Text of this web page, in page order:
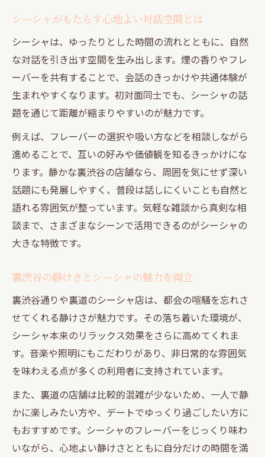
シーシャがもたらす心地よい対話空間とは
シーシャは、ゆったりとした時間の流れとともに、自然
な対話を引き出す空間を生み出します。煙の香りやフレ
ーバーを共有することで、会話のきっかけや共通体験が
生まれやすくなります。初対面同士でも、シーシャの話
題を通じて距離が縮まりやすいのが魅力です。
例えば、フレーバーの選択や吸い方などを相談しながら
進めることで、互いの好みや価値観を知るきっかけにな
ります。静かな裏渋谷の店舗なら、周囲を気にせず深い
話題にも発展しやすく、普段は話しにくいことも自然と
語れる雰囲気が整っています。気軽な雑談から真剣な相
談まで、さまざまなシーンで活用できるのがシーシャの
大きな特徴です。
裏渋谷の静けさとシーシャの魅力を両立
裏渋谷通りや裏道のシーシャ店は、都会の喧騒を忘れさ
せてくれる静けさが魅力です。その落ち着いた環境が、
シーシャ本来のリラックス効果をさらに高めてくれま
す。音楽や照明にもこだわりがあり、非日常的な雰囲気
を味わえる点が多くの利用者に支持されています。
また、裏道の店舗は比較的混雑が少ないため、一人で静
かに楽しみたい方や、デートでゆっくり過ごしたい方に
もおすすめです。シーシャのフレーバーをじっくり味わ
いながら、心地よい静けさとともに自分だけの時間を満